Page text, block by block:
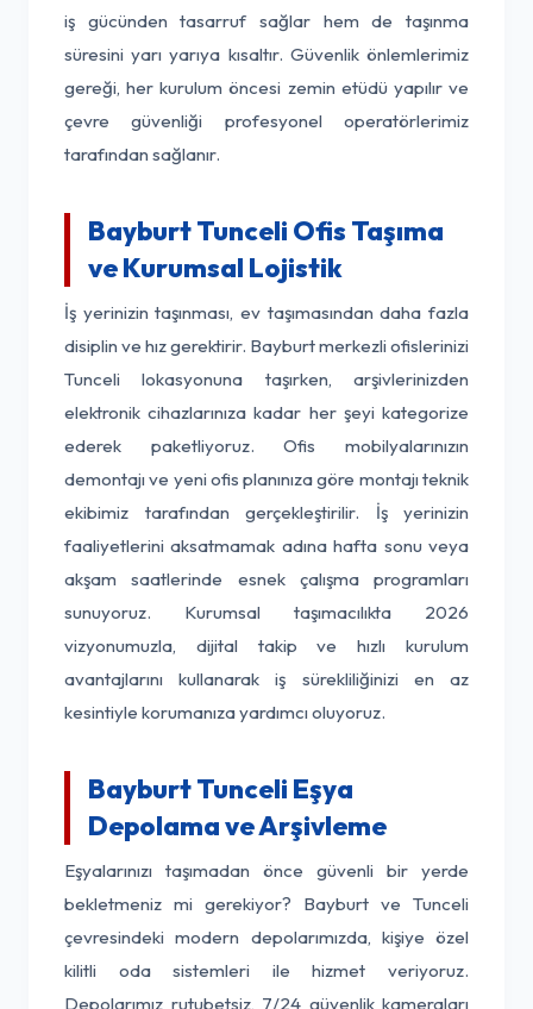
iş gücünden tasarruf sağlar hem de taşınma
süresini yarı yarıya kısaltır. Güvenlik önlemlerimiz
gereği, her kurulum öncesi zemin etüdü yapılır ve
çevre güvenliği profesyonel operatörlerimiz
tarafından sağlanır.
Bayburt Tunceli Ofis Taşıma
ve Kurumsal Lojistik
İş yerinizin taşınması, ev taşımasından daha fazla
disiplin ve hız gerektirir. Bayburt merkezli ofislerinizi
Tunceli lokasyonuna taşırken, arşivlerinizden
elektronik cihazlarınıza kadar her şeyi kategorize
ederek paketliyoruz. Ofis mobilyalarınızın
demontajı ve yeni ofis planınıza göre montajı teknik
ekibimiz tarafından gerçekleştirilir. İş yerinizin
faaliyetlerini aksatmamak adına hafta sonu veya
akşam saatlerinde esnek çalışma programları
sunuyoruz. Kurumsal taşımacılıkta 2026
vizyonumuzla, dijital takip ve hızlı kurulum
avantajlarını kullanarak iş sürekliliğinizi en az
kesintiyle korumanıza yardımcı oluyoruz.
Bayburt Tunceli Eşya
Depolama ve Arşivleme
Eşyalarınızı taşımadan önce güvenli bir yerde
bekletmeniz mi gerekiyor? Bayburt ve Tunceli
çevresindeki modern depolarımızda, kişiye özel
kilitli oda sistemleri ile hizmet veriyoruz.
Depolarımız rutubetsiz, 7/24 güvenlik kameraları